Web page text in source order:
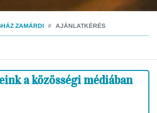
ZAMÁRDI AJÁNLATKÉRÉS
a közösségi médiában